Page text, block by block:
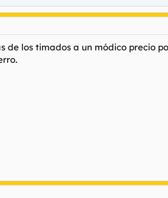
que no funciona porque aquí no
los timados a un módico precio